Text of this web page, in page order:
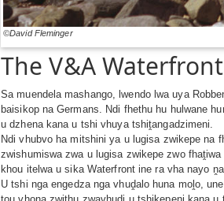
©David Fleminger
The V&A Waterfront
Sa muendela mashango, lwendo lwa uya
baisikop na Germans. Ndi fhethu hu hulwane
u dzhena kana u tshi vhuya tshiṱangadzimeni.
Ndi vhubvo ha mitshini ya u lugisa zwikepe na
zwishumiswa zwa u lugisa zwikepe zwo
khou itelwa u sika Waterfront ine ra vha nayo
U tshi nga engedza nga vhuḓalo huna moḽo,